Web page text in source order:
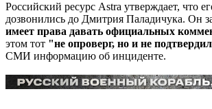
Российский ресурс Astra утверждает, что
дозвонились до Дмитрия Паладичука. Он
имеет права давать официальных
этом тот "не опроверг, но и не
СМИ информацию об инциденте.